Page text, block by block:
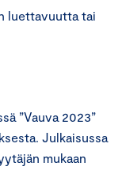
luettavuutta tai
”Vauva 2023”
Julkaisussa
mukaan